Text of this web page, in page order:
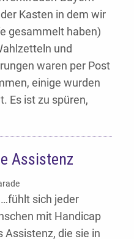
Kasten in dem wir
gesammelt haben)
und
waren per Post
einige wurden
Es ist zu spüren,
Assistenz
sich jeder
mit Handicap
Assistenz, die sie in